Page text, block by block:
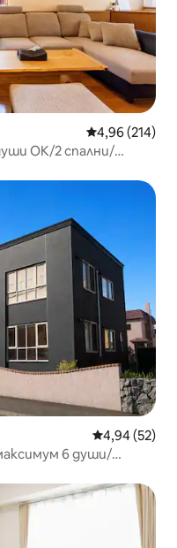
Средна
4,96 (214)
ОК/2 спални/
Средна
4,94 (52)
6 души/